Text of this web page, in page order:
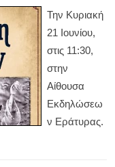
Την Κυριακή
21 Ιουνίου,
στις 11:30,
στην
Αίθουσα
Εκδηλώσεω
ν Εράτυρας.